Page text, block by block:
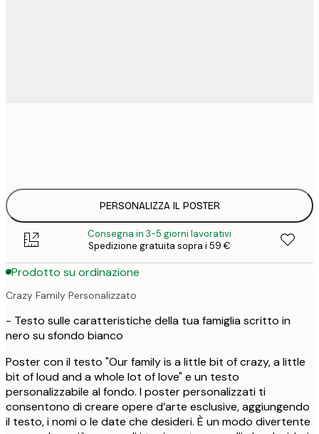
PERSONALIZZA IL POSTER
Consegna in 3-5 giorni lavorativi
Spedizione gratuita sopra i 59 €
Prodotto su ordinazione
Crazy Family Personalizzato
- Testo sulle caratteristiche della tua famiglia scritto in
nero su sfondo bianco
Poster con il testo "Our family is a little bit of crazy, a little
bit of loud and a whole lot of love" e un testo
personalizzabile al fondo. I poster personalizzati ti
consentono di creare opere d’arte esclusive, aggiungendo
il testo, i nomi o le date che desideri. È un modo divertente